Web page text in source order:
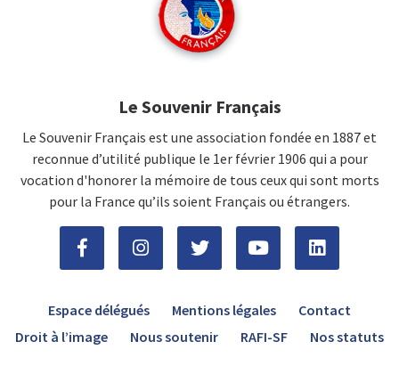
Le Souvenir Français
Le Souvenir Français est une association fondée en 1887 et
reconnue d’utilité publique le 1er février 1906 qui a pour
vocation d'honorer la mémoire de tous ceux qui sont morts
pour la France qu’ils soient Français ou étrangers.
Espace délégués Mentions légales
Contact
Droit à l’image
Nous soutenir RAFI-SF Nos statuts